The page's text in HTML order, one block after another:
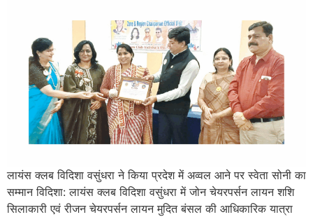
लायंस क्लब विदिशा वसुंधरा ने किया प्रदेश में अव्वल आने पर स्वेता सोनी का
सम्मान विदिशा: लायंस क्लब विदिशा वसुंधरा में जोन चेयरपर्सन लायन शशि
सिलाकारी एवं रीजन चेयरपर्सन लायन मुदित बंसल की आधिकारिक यात्रा